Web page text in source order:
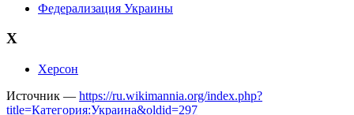
Федерализация Украины
Х
Херсон
Источник — https://ru.wikimannia.org/index.php?
title=Категория:Украина&oldid=297